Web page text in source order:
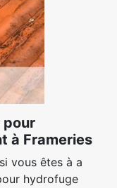
pour
à Frameries
vous êtes à a
hydrofuge